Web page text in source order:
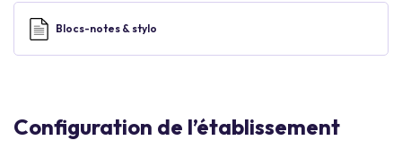
Blocs-notes & stylo
Configuration de l’établissement